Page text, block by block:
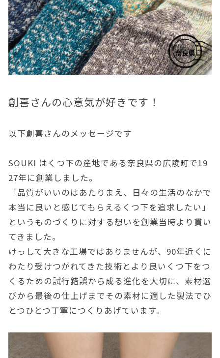
創喜さんの心意気が好きです！
以下創喜さんのメッセージです
SOUKI はくつ下の産地である奈良県の広陵町で19
27年に創業しました。
「品質がいいのはあたりまえ、日々の生活のなかで
本当に良いと感じてもらえるくつ下を追求したい」
というものづくりに対する想いを創業当時より貫い
てきました。
けっして大きな工場ではありませんが、90年近くに
わたり受けつがれてきた技術とより良いくつ下をつ
くるための試行錯誤から成る進化を大切に、素材選
びから最後の仕上げまでその素材に適した製法でひ
とつひとつ丁寧につくりあげています。